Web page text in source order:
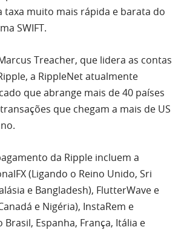
taxa muito mais rápida e barata do
SWIFT.
Treacher, que lidera as contas
a RippleNet atualmente
que abrange mais de 40 países
que chegam a mais de US
da Ripple incluem a
(Ligando o Reino Unido, Sri
e Bangladesh), FlutterWave e
e Nigéria), InstaRem e
Brasil, Espanha, França, Itália e